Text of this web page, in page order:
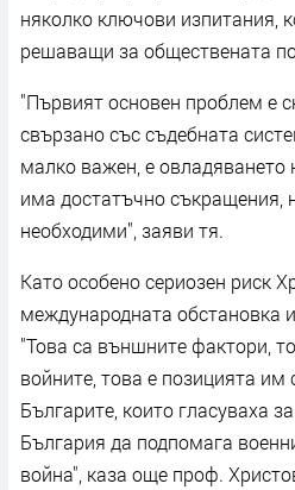
няколко ключови изпитания,
решаващи за обществената
"Първият основен проблем е
свързано със съдебната
малко важен, е овладяването
има достатъчно съкращения,
необходими", заяви тя.
Като особено сериозен риск
международната обстановка
"Това са външните фактори,
войните, това е позицията
Българите, които гласуваха
България да подпомага
война", каза още проф.